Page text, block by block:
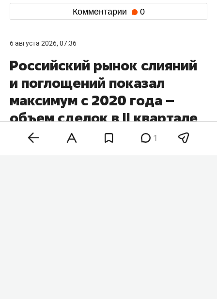
Комментарии 0
6 августа 2026, 07:36
Российский рынок слияний
и поглощений показал
максимум с 2020 года –
объем сделок в II квартале
вырос почти вдвое
1